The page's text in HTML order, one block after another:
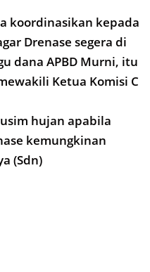
koordinasikan kepada
Drenase segera di
dana APBD Murni, itu
Ketua Komisi C
hujan apabila
kemungkinan
(Sdn)